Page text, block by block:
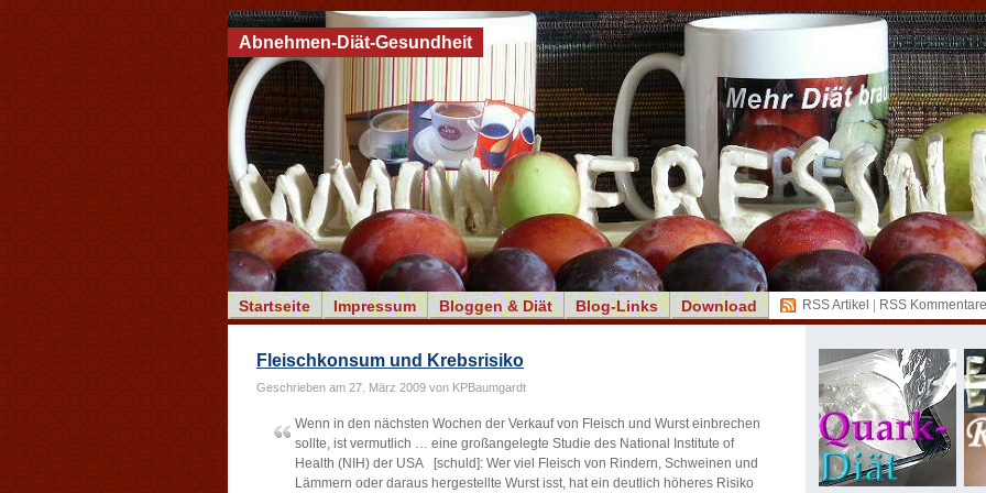
Startseite Impressum Bloggen & Diät Blog-Links Download RSS Artikel RSS Kommentare
Abnehmen-Diät-Gesundheit
Fleischkonsum und Krebsrisiko
Geschrieben am 27. März 2009 von KPBaumgardt
Wenn in den nächsten Wochen der Verkauf von Fleisch und Wurst einbrechen
sollte, ist vermutlich … eine großangelegte Studie des National Institute of
Health (NIH) der USA [schuld]: Wer viel Fleisch von Rindern, Schweinen und
Lämmern oder daraus hergestellte Wurst isst, hat ein deutlich höheres Risiko